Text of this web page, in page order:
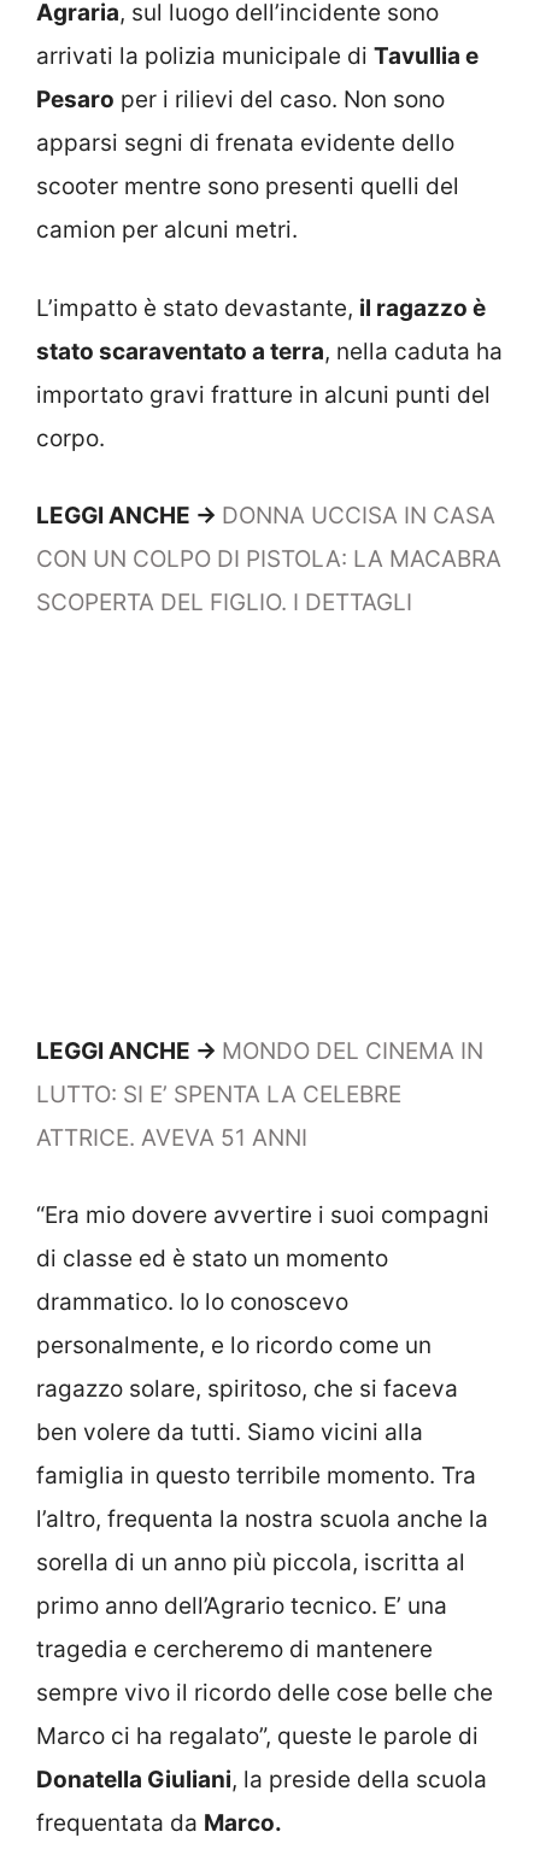
Agraria, sul luogo dell’incidente sono
arrivati la polizia municipale di Tavullia e
Pesaro per i rilievi del caso. Non sono
apparsi segni di frenata evidente dello
scooter mentre sono presenti quelli del
camion per alcuni metri.
L’impatto è stato devastante, il ragazzo è
stato scaraventato a terra, nella caduta ha
importato gravi fratture in alcuni punti del
corpo.
LEGGI ANCHE -> DONNA UCCISA IN CASA
CON UN COLPO DI PISTOLA: LA MACABRA
SCOPERTA DEL FIGLIO. I DETTAGLI
LEGGI ANCHE -> MONDO DEL CINEMA IN
LUTTO: SI E’ SPENTA LA CELEBRE
ATTRICE. AVEVA 51 ANNI
“Era mio dovere avvertire i suoi compagni
di classe ed è stato un momento
drammatico. Io lo conoscevo
personalmente, e lo ricordo come un
ragazzo solare, spiritoso, che si faceva
ben volere da tutti. Siamo vicini alla
famiglia in questo terribile momento. Tra
l’altro, frequenta la nostra scuola anche la
sorella di un anno più piccola, iscritta al
primo anno dell’Agrario tecnico. E’ una
tragedia e cercheremo di mantenere
sempre vivo il ricordo delle cose belle che
Marco ci ha regalato”, queste le parole di
Donatella Giuliani, la preside della scuola
frequentata da Marco.